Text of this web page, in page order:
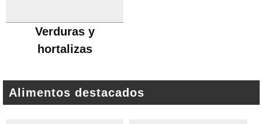
Verduras y
hortalizas
Alimentos destacados